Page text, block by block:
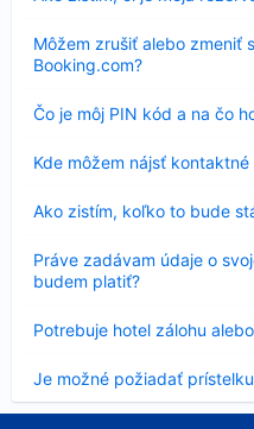
Môžem zrušiť alebo zmeniť
Booking.com?
sa
Čo je môj PIN kód a na čo
Nezobrazuje
sa
Kde môžem nájsť
sa
Ako zistím, koľko to bude
sa
Práve zadávam údaje o
budem platiť?
sa
Potrebuje hotel zálohu
sa
Je možné požiadať
sa